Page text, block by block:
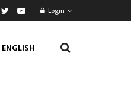
Login
ENGLISH